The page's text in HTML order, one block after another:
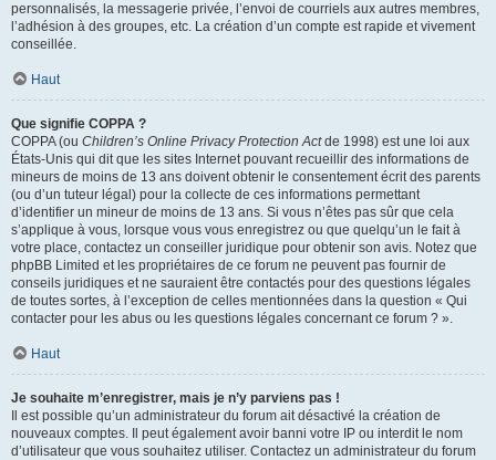
personnalisés, la messagerie privée, l’envoi de courriels aux autres membres,
l’adhésion à des groupes, etc. La création d’un compte est rapide et vivement
conseillée.
Haut
Que signifie COPPA ?
COPPA (ou Children’s Online Privacy Protection Actde 1998) est une loi aux
États-Unis qui dit que les sites Internet pouvant recueillir des informations de
mineurs de moins de 13 ans doivent obtenir le consentement écrit des parents
(ou d’un tuteur légal) pour la collecte de ces informations permettant
d’identifier un mineur de moins de 13 ans. Si vous n’êtes pas sûr que cela
s’applique à vous, lorsque vous vous enregistrez ou que quelqu’un le fait à
votre place, contactez un conseiller juridique pour obtenir son avis. Notez que
phpBB Limited et les propriétaires de ce forum ne peuvent pas fournir de
conseils juridiques et ne sauraient être contactés pour des questions légales
de toutes sortes, à l’exception de celles mentionnées dans la question « Qui
contacter pour les abus ou les questions légales concernant ce forum ? ».
Haut
Je souhaite m’enregistrer, mais je n’y parviens pas !
Il est possible qu’un administrateur du forum ait désactivé la création de
nouveaux comptes. Il peut également avoir banni votre IP ou interdit le nom
d’utilisateur que vous souhaitez utiliser. Contactez un administrateur du forum